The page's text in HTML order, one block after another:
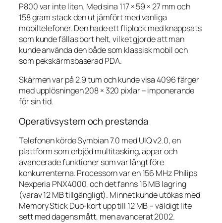
P800 var inte liten. Med sina 117 × 59 × 27 mm och
158 gram stack den ut jämfört med vanliga
mobiltelefoner. Den hade ett fliplock med knappsats
som kunde fällas bort helt, vilket gjorde att man
kunde använda den både som klassisk mobil och
som pekskärmsbaserad PDA.
Skärmen var på 2,9 tum och kunde visa 4096 färger
med upplösningen 208 × 320 pixlar – imponerande
för sin tid.
Operativsystem och prestanda
Telefonen körde Symbian 7.0 med UIQ v2.0, en
plattform som erbjöd multitasking, appar och
avancerade funktioner som var långt före
konkurrenterna. Processorn var en 156 MHz Philips
Nexperia PNX4000, och det fanns 16 MB lagring
(varav 12 MB tillgängligt). Minnet kunde utökas med
Memory Stick Duo-kort upp till 12 MB – väldigt lite
sett med dagens mått, men avancerat 2002.